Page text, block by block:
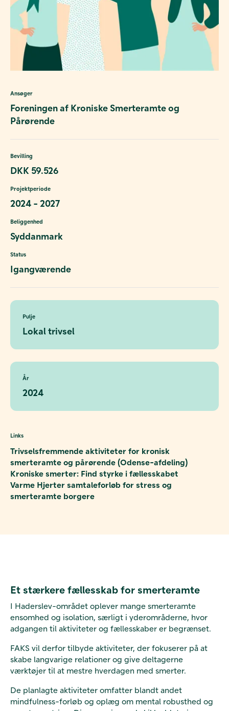
Ansøger
Foreningen af Kroniske Smerteramte og
Pårørende
Bevilling
DKK 59.526
Projektperiode
2024 - 2027
Beliggenhed
Syddanmark
Status
Igangværende
Pulje
Lokal trivsel
År
2024
Links
Trivselsfremmende aktiviteter for kronisk
smerteramte og pårørende (Odense-afdeling)
Kroniske smerter: Find styrke i fællesskabet
Varme Hjerter samtaleforløb for stress og
smerteramte borgere
Et stærkere fællesskab for smerteramte
I Haderslev-området oplever mange smerteramte
ensomhed og isolation, særligt i yderområderne, hvor
adgangen til aktiviteter og fællesskaber er begrænset.
FAKS vil derfor tilbyde aktiviteter, der fokuserer på at
skabe langvarige relationer og give deltagerne
værktøjer til at mestre hverdagen med smerter.
De planlagte aktiviteter omfatter blandt andet
mindfulness-forløb og oplæg om mental robusthed og